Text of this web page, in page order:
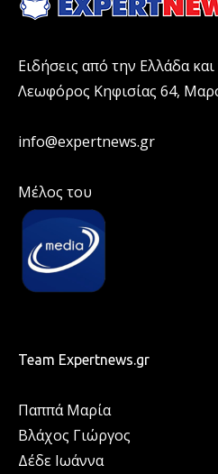
Ειδήσεις από την Ελλάδα
Λεωφόρος Κηφισίας 64,
info@expertnews.gr
Μέλος του
Team Expertnews.gr
Παππά Μαρία
Βλάχος Γιώργος
Δέδε Ιωάννα